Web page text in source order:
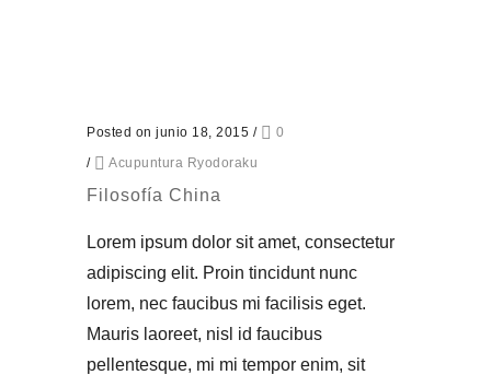
Posted on junio 18, 2015 /
0
/
Acupuntura Ryodoraku
Filosofía China
Lorem ipsum dolor sit amet, consectetur
adipiscing elit. Proin tincidunt nunc
lorem, nec faucibus mi facilisis eget.
Mauris laoreet, nisl id faucibus
pellentesque, mi mi tempor enim, sit